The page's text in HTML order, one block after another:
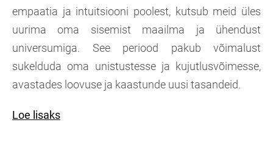
empaatia ja intuitsiooni poolest, kutsub meid üles
uurima oma sisemist maailma ja ühendust
universumiga. See periood pakub võimalust
sukelduda oma unistustesse ja kujutlusvõimesse,
avastades loovuse ja kaastunde uusi tasandeid.
Loe lisaks